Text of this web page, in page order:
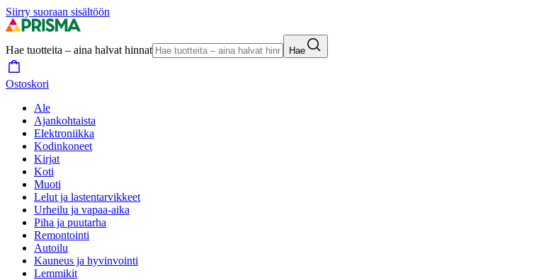
Siirry suoraan sisältöön
Hae tuotteita – aina halvat hinnat Hae
Ostoskori
Ale
Ajankohtaista
Elektroniikka
Kodinkoneet
Kirjat
Koti
Muoti
Lelut ja lastentarvikkeet
Urheilu ja vapaa-aika
Piha ja puutarha
Remontointi
Autoilu
Kauneus ja hyvinvointi
Lemmikit